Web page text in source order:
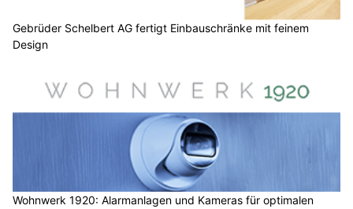
Gebrüder Schelbert AG fertigt Einbauschränke mit feinem
Design
Wohnwerk 1920: Alarmanlagen und Kameras für optimalen